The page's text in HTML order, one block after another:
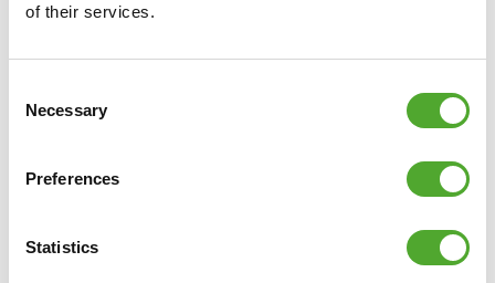
of their services.
Selection
Necessary
Preferences
Statistics